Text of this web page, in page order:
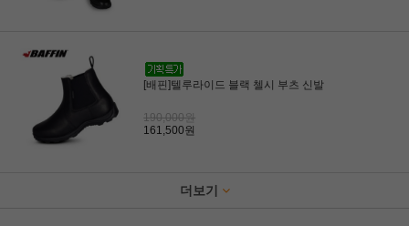
[배핀]텔루라이드 블랙 첼시 부츠 신발
190,000원
161,500원
더보기